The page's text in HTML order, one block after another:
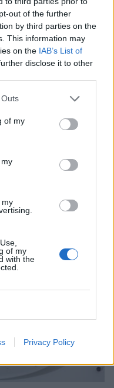
out of the further
by third parties on the
This information may
on the IAB’s List of
disclose it to other
of my
my
of my
with the
Privacy Policy
αφράτοι και